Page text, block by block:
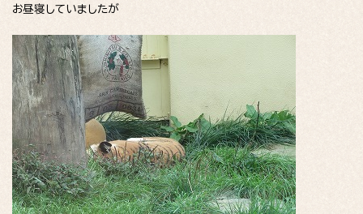
お昼寝していましたが